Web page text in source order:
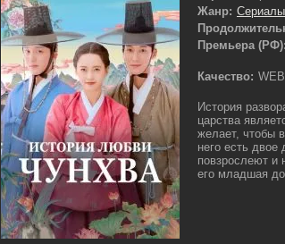
Жанр: Сериалы
Премьера (РФ):
Качество:
История
царства
желает, чтобы
него есть двое
повзрослеют и
его младшая